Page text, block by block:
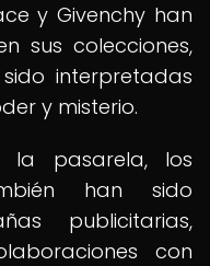
y Givenchy han
sus colecciones,
interpretadas
y misterio.
pasarela, los
han sido
publicitarias,
con